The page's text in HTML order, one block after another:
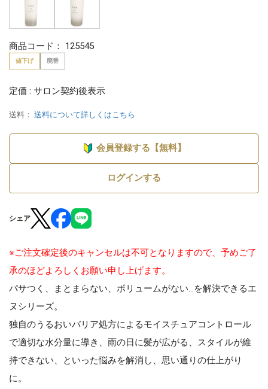
商品コード： 125545
値下げ 廃番
定価 : サロン契約後表示
送料： 送料について詳しくはこちら
会員登録する【無料】
ログインする
シェア
※ご注文確定後のキャンセルは不可となりますので、予めご了
承のほどよろしくお願い申し上げます。
パサつく、まとまらない、ボリュームがない…を解決できるエ
ヌシリーズ。
独自のうるおいバリア処方によるモイスチュアコントロール
で適切な水分量に導き、雨の日に髪が広がる、スタイルが維
持できない、といった悩みを解消し、思い通りの仕上がり
に。